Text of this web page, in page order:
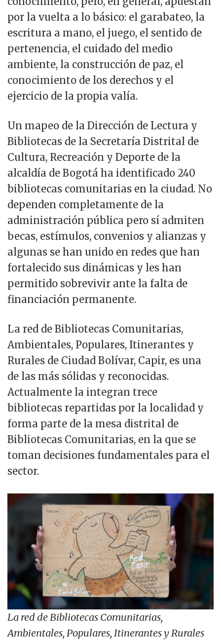
por la vuelta a lo básico: el garabateo, la
escritura a mano, el juego, el sentido de
pertenencia, el cuidado del medio
ambiente, la construcción de paz, el
conocimiento de los derechos y el
ejercicio de la propia valía.
Un mapeo de la Dirección de Lectura y
Bibliotecas de la Secretaría Distrital de
Cultura, Recreación y Deporte de la
alcaldía de Bogotá ha identificado 240
bibliotecas comunitarias en la ciudad. No
dependen completamente de la
administración pública pero sí admiten
becas, estímulos, convenios y alianzas y
algunas se han unido en redes que han
fortalecido sus dinámicas y les han
permitido sobrevivir ante la falta de
financiación permanente.
La red de Bibliotecas Comunitarias,
Ambientales, Populares, Itinerantes y
Rurales de Ciudad Bolívar, Capir, es una
de las más sólidas y reconocidas.
Actualmente la integran trece
bibliotecas repartidas por la localidad y
forma parte de la mesa distrital de
Bibliotecas Comunitarias, en la que se
toman decisiones fundamentales para el
sector.
La red de Bibliotecas Comunitarias,
Ambientales, Populares, Itinerantes y Rurales